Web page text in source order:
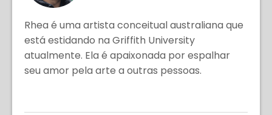
Rhea é uma artista conceitual australiana que
está estidando na Griffith University
atualmente. Ela é apaixonada por espalhar
seu amor pela arte a outras pessoas.